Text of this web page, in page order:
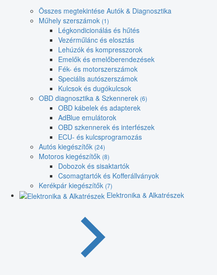
Összes megtekintése Autók & Diagnosztika
Műhely szerszámok (1)
Légkondicionálás és hűtés
Vezérműlánc és elosztás
Lehúzók és kompresszorok
Emelők és emelőberendezések
Fék- és motorszerszámok
Speciális autószerszámok
Kulcsok és dugókulcsok
OBD diagnosztika & Szkennerek (6)
OBD kábelek és adapterek
AdBlue emulátorok
OBD szkennerek és interfészek
ECU- és kulcsprogramozás
Autós kiegészítők (24)
Motoros kiegészítők (8)
Dobozok és sisaktartók
Csomagtartók és Kofferállványok
Kerékpár kiegészítők (7)
Elektronika & Alkatrészek